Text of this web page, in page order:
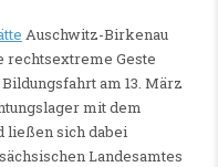
Auschwitz-Birkenau
rechtsextreme Geste
am 13. März
mit dem
ließen sich dabei
Landesamtes